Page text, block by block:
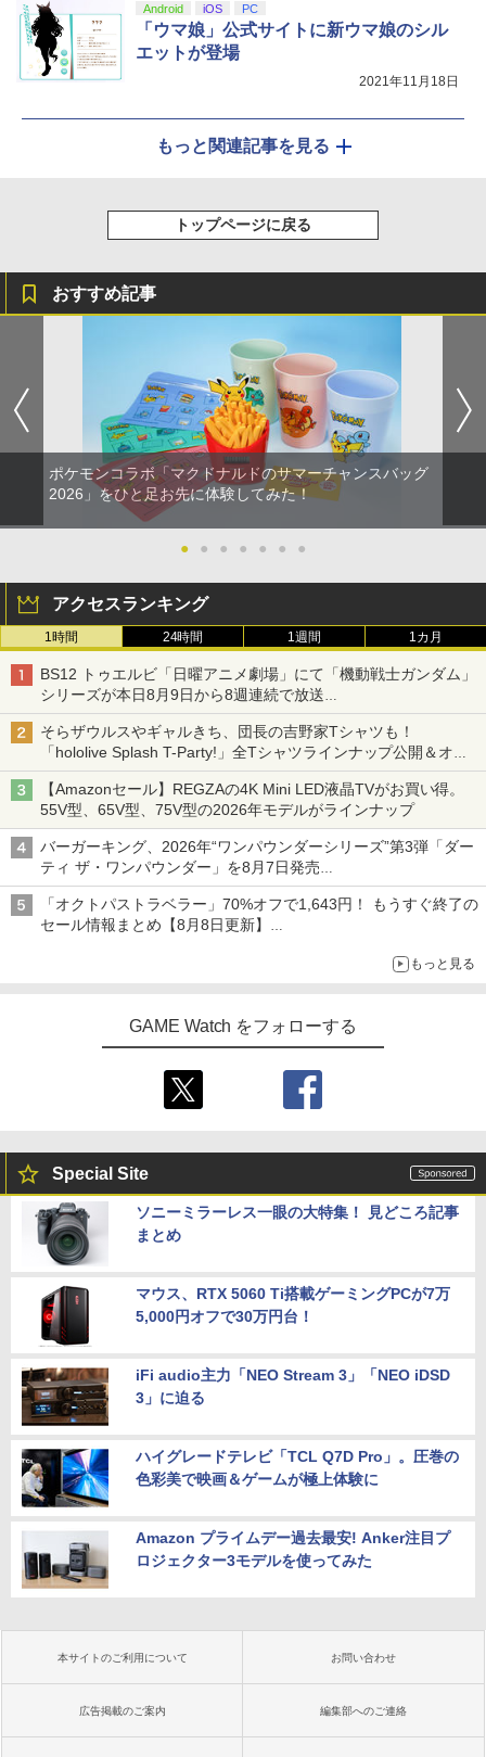
Android iOS PC
「ウマ娘」公式サイトに新ウマ娘のシル
エットが登場
2021年11月18日
もっと関連記事を見る
トップページに戻る
おすすめ記事
ポケモンコラボ「マクドナルドのサマーチャンスバッグ
2026」をひと足お先に体験してみた！
● ● ● ● ● ● ●
アクセスランキング
1時間 24時間 1週間 1カ月
BS12 トゥエルビ「日曜アニメ劇場」にて「機動戦士ガンダム」
シリーズが本日8月9日から8週連続で放送
初回は「機動戦士ガンダム【HDリマスター版】」
そらザウルスやギャルきち、団長の吉野家Tシャツも！
「hololive Splash T-Party!」全Tシャツラインナップ公開＆オン
ライン販売開始
【Amazonセール】REGZAの4K Mini LED液晶TVがお買い得。
55V型、65V型、75V型の2026年モデルがラインナップ
バーガーキング、2026年“ワンパウンダーシリーズ”第3弾「ダー
ティ ザ・ワンパウンダー」を8月7日発売
「特製ガーリックマヨソース」を使用した超大型チーズバーガー
「オクトパストラベラー」70%オフで1,643円！ もうすぐ終了の
セール情報まとめ【8月8日更新】
もっと見る
GAME Watch をフォローする
Special Site
ソニーミラーレス一眼の大特集！ 見どころ記事
まとめ
マウス、RTX 5060 Ti搭載ゲーミングPCが7万
5,000円オフで30万円台！
iFi audio主力「NEO Stream 3」「NEO iDSD
3」に迫る
ハイグレードテレビ「TCL Q7D Pro」。圧巻の
色彩美で映画＆ゲームが極上体験に
Amazon プライムデー過去最安! Anker注目プ
ロジェクター3モデルを使ってみた
本サイトのご利用について お問い合わせ
広告掲載のご案内 編集部へのご連絡